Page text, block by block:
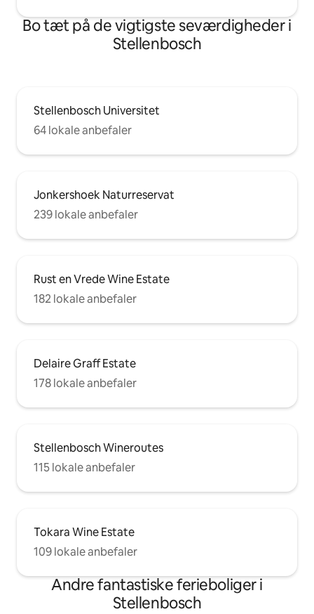
Bo tæt på de vigtigste seværdigheder i
Stellenbosch
Stellenbosch Universitet
64 lokale anbefaler
Jonkershoek Naturreservat
239 lokale anbefaler
Rust en Vrede Wine Estate
182 lokale anbefaler
Delaire Graff Estate
178 lokale anbefaler
Stellenbosch Wineroutes
115 lokale anbefaler
Tokara Wine Estate
109 lokale anbefaler
Andre fantastiske ferieboliger i
Stellenbosch